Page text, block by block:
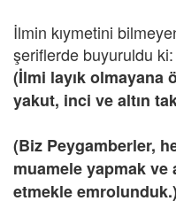
İlmin kıymetini
şeriflerde buyuruldu ki:
(İlmi layık olmayana
yakut, inci ve altın
(Biz Peygamberler,
muamele yapmak
etmekle emrolunduk.)